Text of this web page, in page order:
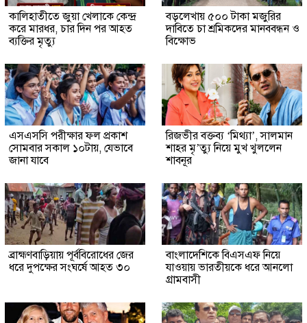
কালিহাতীতে জুয়া খেলাকে কেন্দ্র
করে মারধর, চার দিন পর আহত
ব্যক্তির মৃত্যু
বড়লেখায় ৫০০ টাকা মজুরির
দাবিতে চা শ্রমিকদের মানববন্ধন ও
বিক্ষোভ
এসএসসি পরীক্ষার ফল প্রকাশ
সোমবার সকাল ১০টায়, যেভাবে
জানা যাবে
রিজভীর বক্তব্য ‘মিথ্যা’, সালমান
শাহর মৃ’ত্যু নিয়ে মুখ খুললেন
শাবনূর
ব্রাহ্মণবাড়িয়ায় পূর্ববিরোধের জের
ধরে দুপক্ষের সংঘর্ষে আহত ৩০
বাংলাদেশিকে বিএসএফ নিয়ে
যাওয়ায় ভারতীয়কে ধরে আনলো
গ্রামবাসী